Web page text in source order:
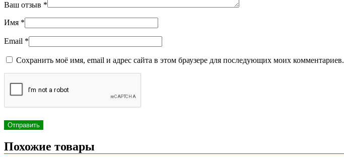
Ваш отзыв *
Имя *
Email *
Сохранить моё имя, email и адрес сайта в этом браузере для последующих моих комментариев.
Похожие товары